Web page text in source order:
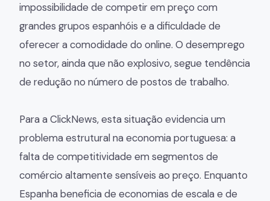
impossibilidade de competir em preço com
grandes grupos espanhóis e a dificuldade de
oferecer a comodidade do online. O desemprego
no setor, ainda que não explosivo, segue tendência
de redução no número de postos de trabalho.
Para a ClickNews, esta situação evidencia um
problema estrutural na economia portuguesa: a
falta de competitividade em segmentos de
comércio altamente sensíveis ao preço. Enquanto
Espanha beneficia de economias de escala e de